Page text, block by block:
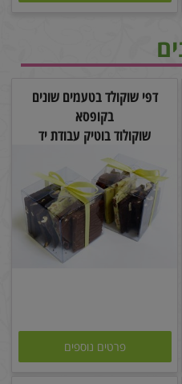
דפי שוקולד בטעמים שונים
בקופסא
שוקולוד בוטיק עבודת יד
פרטים נוספים